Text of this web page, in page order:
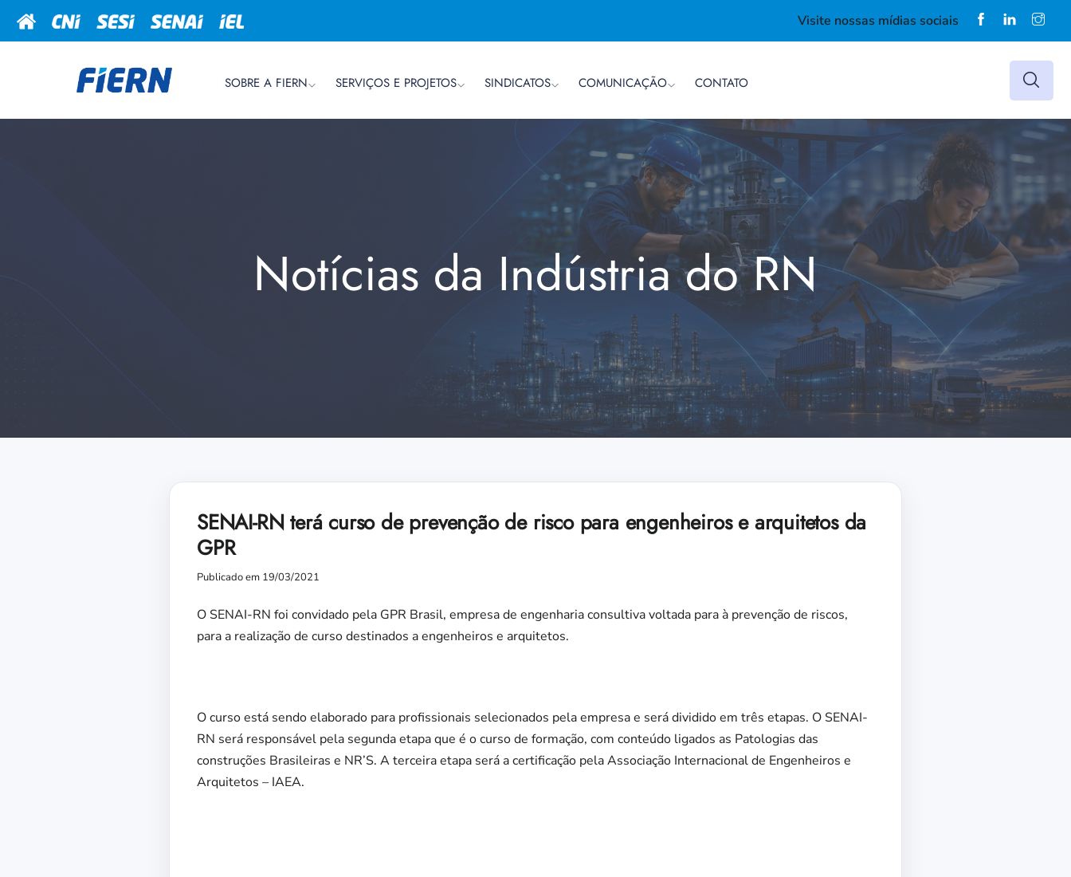
Visite nossas mídias sociais
SOBRE A FIERN SERVIÇOS E PROJETOS SINDICATOS COMUNICAÇÃO CONTATO
Notícias da Indústria do RN
SENAI-RN terá curso de prevenção de risco para engenheiros e arquitetos da
GPR
Publicado em 19/03/2021
O SENAI-RN foi convidado pela GPR Brasil, empresa de engenharia consultiva voltada para à prevenção de riscos,
para a realização de curso destinados a engenheiros e arquitetos.
O curso está sendo elaborado para profissionais selecionados pela empresa e será dividido em três etapas. O SENAI-
RN será responsável pela segunda etapa que é o curso de formação, com conteúdo ligados as Patologias das
construções Brasileiras e NR’S. A terceira etapa será a certificação pela Associação Internacional de Engenheiros e
Arquitetos – IAEA.